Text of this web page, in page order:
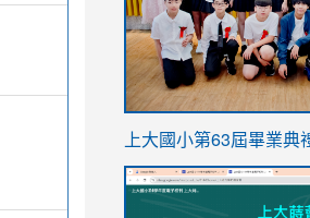
link
https://
上大國小第63屆畢業典
link